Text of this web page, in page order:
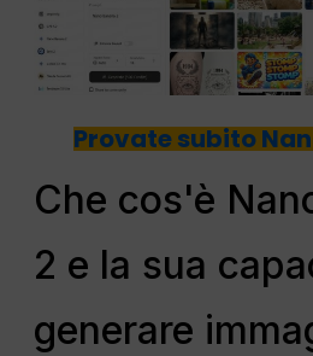
Provate subito
Che cos'è
2 e la sua
generare